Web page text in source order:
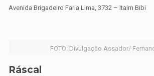
Avenida Brigadeiro Faria Lima, 3732 – Itaim Bibi
FOTO: Divulgação Assador/
Ráscal